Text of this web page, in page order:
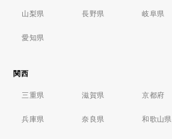
山梨県 長野県 岐阜県
愛知県
関西
三重県 滋賀県 京都府
兵庫県 奈良県 和歌山県